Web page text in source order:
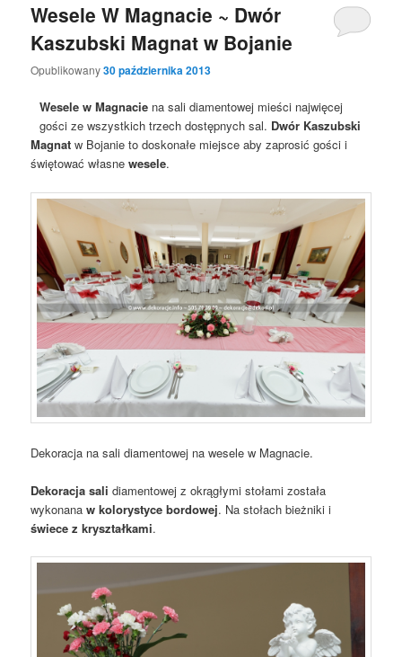
Wesele W Magnacie ~ Dwór
Kaszubski Magnat w Bojanie
Opublikowany30 października 2013
Wesele w Magnacie na sali diamentowej mieści najwięcej
gości ze wszystkich trzech dostępnych sal. Dwór Kaszubski
Magnat w Bojanie to doskonałe miejsce aby zaprosić gości i
świętować własnewesele.
Dekoracja na sali diamentowej na wesele w Magnacie.
Dekoracja sali diamentowej z okrągłymi stołami została
wykonana w kolorystyce bordowej. Na stołach bieżniki i
świece z kryształkami.